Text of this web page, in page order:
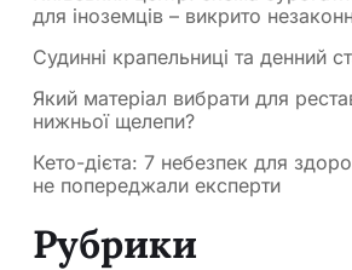
для іноземців – викрито
Судинні крапельниці та денний
Який матеріал вибрати для
нижньої щелепи?
Кето-дієта: 7 небезпек для
не попереджали експерти
Рубрики